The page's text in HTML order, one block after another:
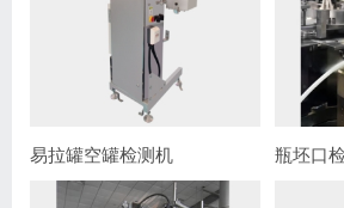
易拉罐空罐检测机 瓶坯口